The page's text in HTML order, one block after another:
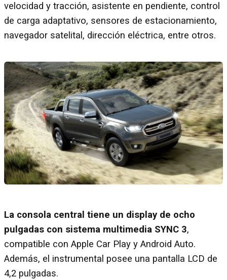
velocidad y tracción, asistente en pendiente, control
de carga adaptativo, sensores de estacionamiento,
navegador satelital, dirección eléctrica, entre otros.
La consola central tiene un display de ocho
pulgadas con sistema multimedia SYNC 3,
compatible con Apple Car Play y Android Auto.
Además, el instrumental posee una pantalla LCD de
4,2 pulgadas.